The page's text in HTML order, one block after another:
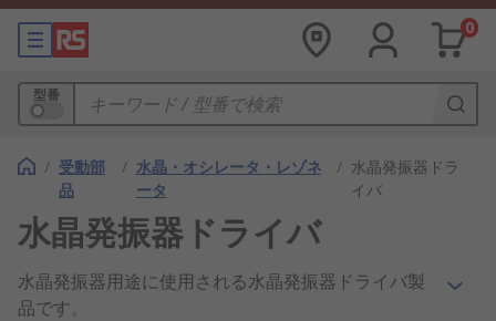
0
型番
/ 受動部
品
/ 水晶・オシレータ・レゾネ
ータ
/ 水晶発振器ドラ
イバ
水晶発振器ドライバ
水晶発振器用途に使用される水晶発振器ドライバ製
品です。